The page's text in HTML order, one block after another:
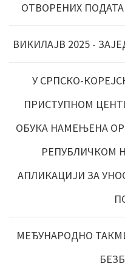
ОТВОРЕНИХ
ВИКИЛАЈВ 2025 -
У СРПСКО-
ПРИСТУПНОМ
ОБУКА НАМЕЊЕНА
РЕПУБЛИЧКОМ
АПЛИКАЦИЈИ ЗА
МЕЂУНАРОДНО